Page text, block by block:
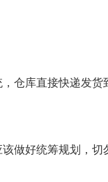
仓库直接快递发
做好统筹规划，切